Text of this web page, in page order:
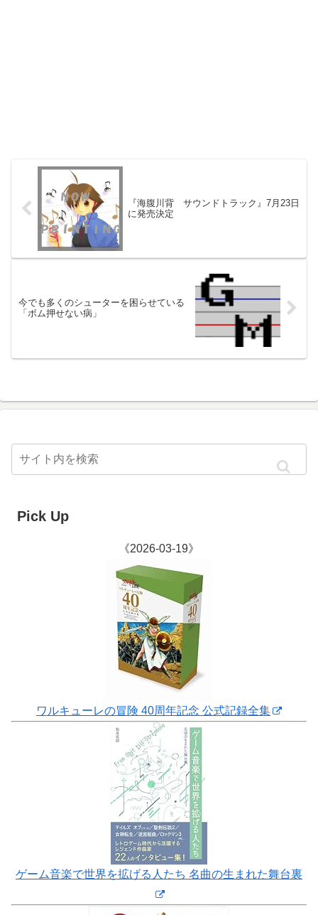
『海腹川背 サウンドトラック』7月23日
に発売決定
今でも多くのシューターを困らせている
「ボム押せない病」
Pick Up
《2026-03-19》
ワルキューレの冒険 40周年記念 公式記録全集
ゲーム音楽で世界を拡げる人たち 名曲の生まれた舞台裏